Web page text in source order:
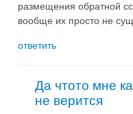
размещения обратной
вообще их просто не
ответить
Да чтото мне
не верится